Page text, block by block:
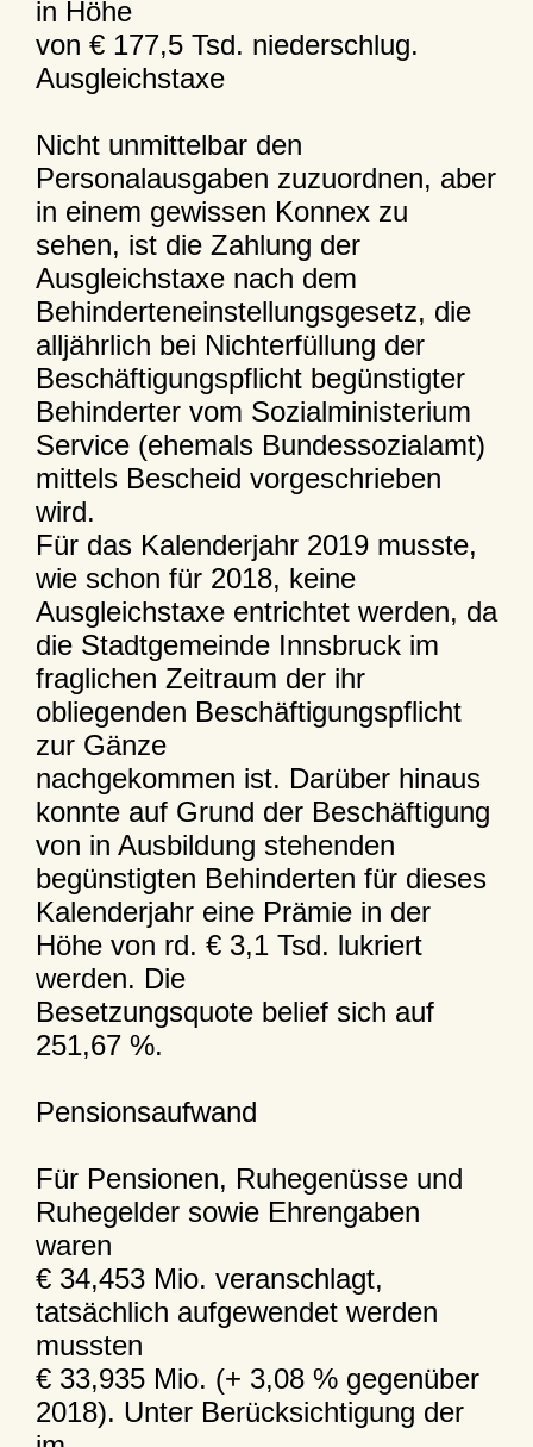
in Höhe
von € 177,5 Tsd. niederschlug.
Ausgleichstaxe
Nicht unmittelbar den
Personalausgaben zuzuordnen, aber
in einem gewissen Konnex zu
sehen, ist die Zahlung der
Ausgleichstaxe nach dem
Behinderteneinstellungsgesetz, die
alljährlich bei Nichterfüllung der
Beschäftigungspflicht begünstigter
Behinderter vom Sozialministerium
Service (ehemals Bundessozialamt)
mittels Bescheid vorgeschrieben
wird.
Für das Kalenderjahr 2019 musste,
wie schon für 2018, keine
Ausgleichstaxe entrichtet werden, da
die Stadtgemeinde Innsbruck im
fraglichen Zeitraum der ihr
obliegenden Beschäftigungspflicht
zur Gänze
nachgekommen ist. Darüber hinaus
konnte auf Grund der Beschäftigung
von in Ausbildung stehenden
begünstigten Behinderten für dieses
Kalenderjahr eine Prämie in der
Höhe von rd. € 3,1 Tsd. lukriert
werden. Die
Besetzungsquote belief sich auf
251,67 %.
Pensionsaufwand
Für Pensionen, Ruhegenüsse und
Ruhegelder sowie Ehrengaben
waren
€ 34,453 Mio. veranschlagt,
tatsächlich aufgewendet werden
mussten
€ 33,935 Mio. (+ 3,08 % gegenüber
2018). Unter Berücksichtigung der